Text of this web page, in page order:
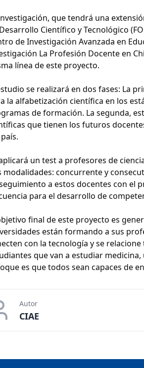
que tendrá una
Científico y Tecnológico
de Investigación Avanzada en
La Profesión Docente en
línea de este proyecto.
se realizará en dos fases: La
la alfabetización científica en los
de formación. La segunda,
que tienen los futuros
aplicará un test a profesores de
modalidades: concurrente y
a estos docentes con el
para el desarrollo de
final de este proyecto es
están formando a sus
con la tecnología y se
que van a estudiar
es que todos sean capaces de
Autor
CIAE